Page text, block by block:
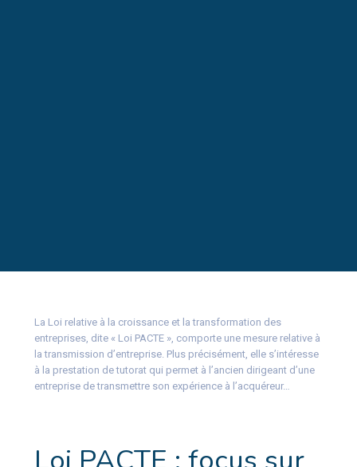
La Loi relative à la croissance et la transformation des
entreprises, dite « Loi PACTE », comporte une mesure relative à
la transmission d’entreprise. Plus précisément, elle s’intéresse
à la prestation de tutorat qui permet à l’ancien dirigeant d’une
entreprise de transmettre son expérience à l’acquéreur…